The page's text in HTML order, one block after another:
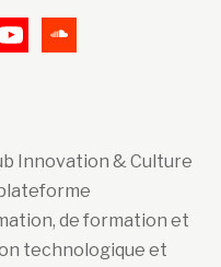
Innovation & Culture
de formation et
technologique et